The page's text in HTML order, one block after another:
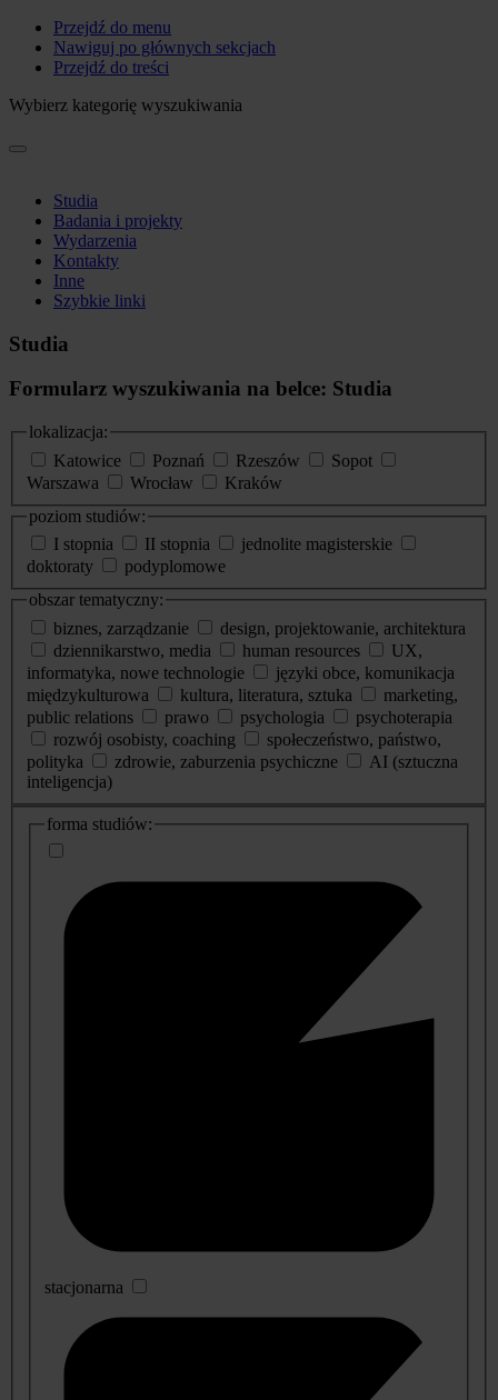
Przejdź do menu
Nawiguj po głównych sekcjach
Przejdź do treści
Wybierz kategorię wyszukiwania
Studia
Badania i projekty
Wydarzenia
Kontakty
Inne
Szybkie linki
Studia
Formularz wyszukiwania na belce: Studia
lokalizacja:
Katowice
Poznań Rzeszów
Sopot
Warszawa
Wrocław
Kraków
poziom studiów:
I stopnia
II stopnia
jednolite magisterskie
doktoraty
podyplomowe
obszar tematyczny:
biznes, zarządzanie
design, projektowanie, architektura
dziennikarstwo, media
human resources
UX,
informatyka, nowe technologie
języki obce, komunikacja
międzykulturowa
kultura, literatura, sztuka
marketing,
public relations
prawo psychologia
psychoterapia
rozwój osobisty, coaching
społeczeństwo, państwo,
polityka
zdrowie, zaburzenia psychiczne
AI (sztuczna
inteligencja)
dodatkowe
informacje
forma studiów:
stacjonarna